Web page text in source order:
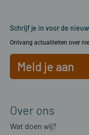
Schrijf je in voor de
Ontvang actualiteiten over
Meld je aan
Over ons
Wat doen wij?